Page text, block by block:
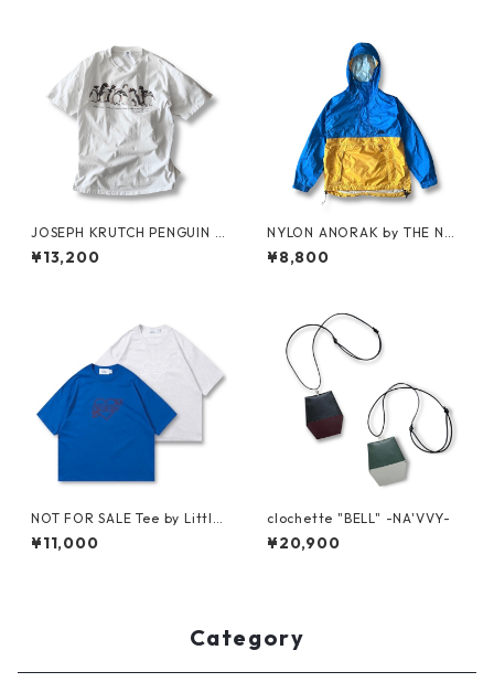
JOSEPH KRUTCH PENGUIN T
ee by Jim Morris
¥13,200
NYLON ANORAK by THE NO
RTH FACE
¥8,800
NOT FOR SALE Tee by Little
Yarmouth
¥11,000
clochette "BELL" -NA'VVY-
¥20,900
Category